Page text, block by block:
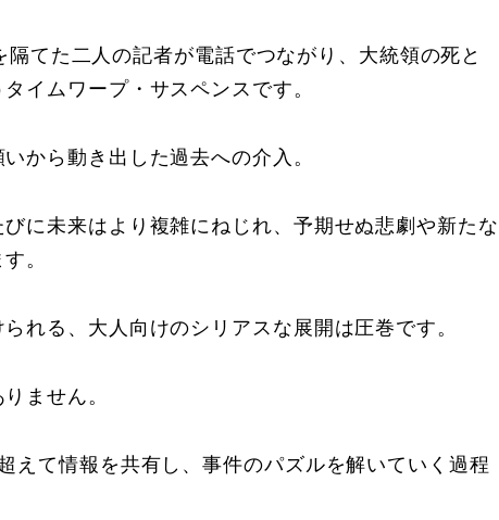
てた二人の記者が電話でつながり、大統領の死と
イムワープ・サスペンスです。
から動き出した過去への介入。
に未来はより複雑にねじれ、予期せぬ悲劇や新たな
。
れる、大人向けのシリアスな展開は圧巻です。
ません。
えて情報を共有し、事件のパズルを解いていく過程